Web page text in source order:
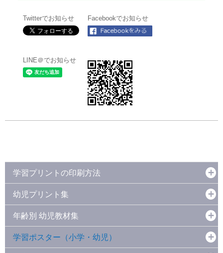
Twitterでお知らせ Facebookでお知らせ
LINE＠でお知らせ
学習プリントの印刷方法
幼児プリント集
年齢別 幼児教材集
学習ポスター（小学・幼児）